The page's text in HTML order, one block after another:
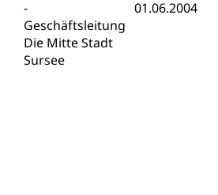
Geschäftsleitung
Die Mitte Stadt
Sursee
01.06.2004
bestellen
und Pyrotechnik
Identitätskarte
Erwerb des
des Bürgerrechts,
Geburtsanzeige
(WAS Luzern)
/ Geburt (gruezi.lu.ch)
Jugendschutz